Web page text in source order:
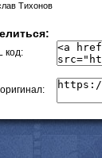
Тихонов
код: